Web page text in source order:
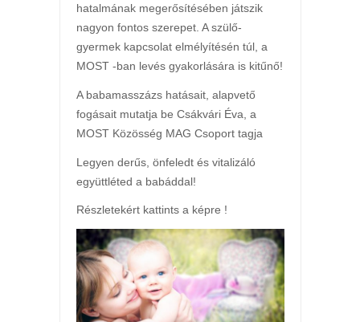
hatalmának megerősítésében játszik
nagyon fontos szerepet. A szülő-
gyermek kapcsolat elmélyítésén túl, a
MOST -ban levés gyakorlására is kitűnő!
A babamasszázs hatásait, alapvető
fogásait mutatja be Csákvári Éva, a
MOST Közösség MAG Csoport tagja
Legyen derűs, önfeledt és vitalizáló
együttléted a babáddal!
Részletekért kattints a képre !